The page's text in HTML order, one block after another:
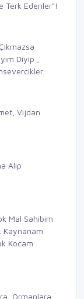
Terk Edenler"!
Diyip ,
Vijdan
Alıp
Mal Sahibim
Kaynanam
Kocam
,Ormanlara